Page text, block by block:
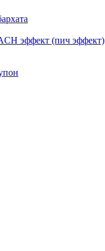
эффект (пич эффект)